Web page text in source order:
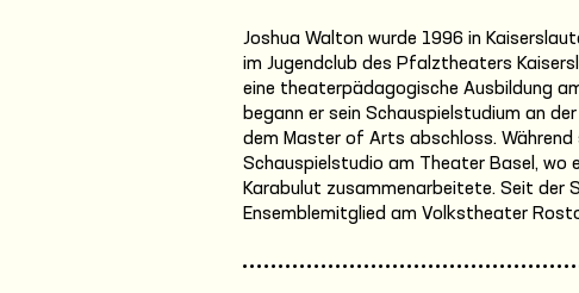
Joshua Walton wurde 1996 in
im Jugendclub des Pfalztheaters
eine theaterpädagogische Ausbildung
begann er sein Schauspielstudium an
dem Master of Arts abschloss.
Schauspielstudio am Theater Basel, wo
Karabulut zusammenarbeitete. Seit
Ensemblemitglied am Volkstheater